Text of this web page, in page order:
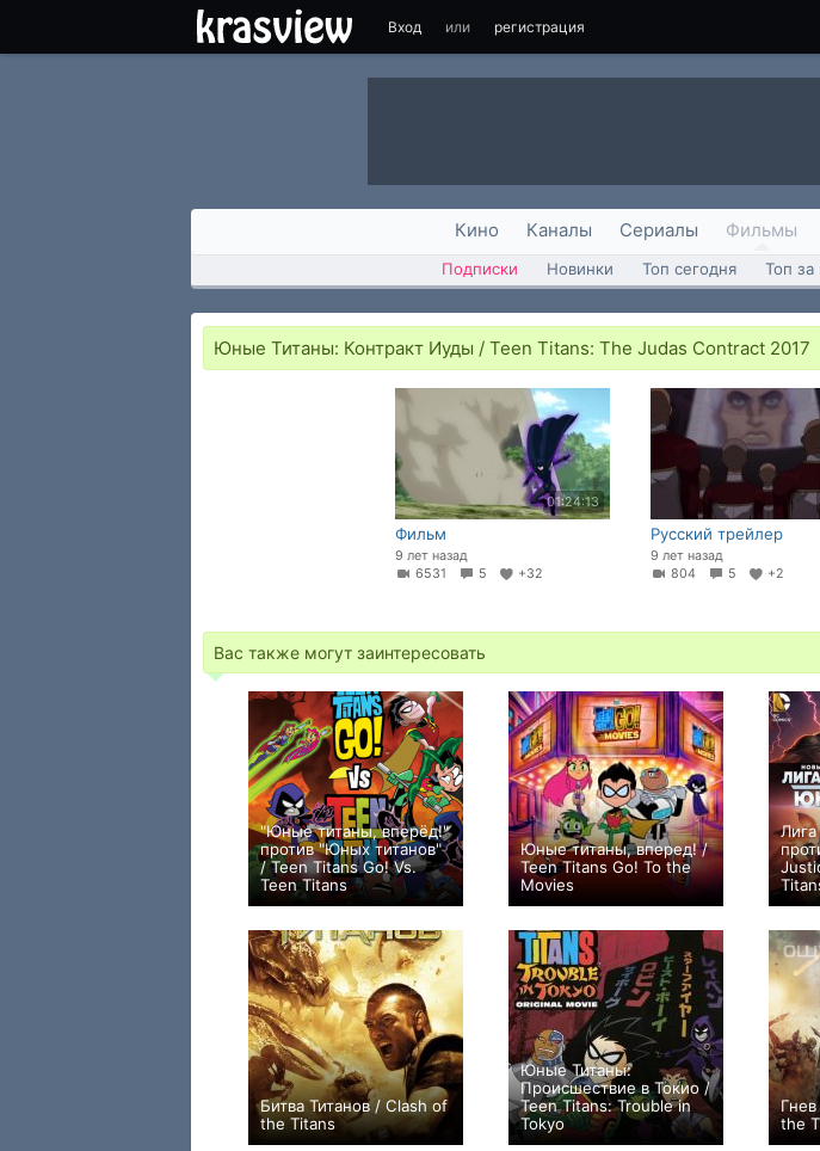
Вход или регистрация
Кино Каналы Сериалы Фильмы
Подписки Новинки Топ сегодня Топ за
Юные Титаны: Контракт Иуды / Teen Titans: The Judas Contract 2017
01:24:13
Фильм
9 лет назад
6531
5 +32
Русский трейлер
9 лет назад
804
5 +2
Вас также могут заинтересовать
"Юные титаны, вперёд!"
против "Юных титанов"
/ Teen Titans Go! Vs.
Teen Titans
+4
Юные титаны, вперед! /
Teen Titans Go! To the
Movies
+5
Битва Титанов / Clash of
the Titans
+104
Юные Титаны:
Происшествие в Токио /
Teen Titans: Trouble in
Tokyo
0
the